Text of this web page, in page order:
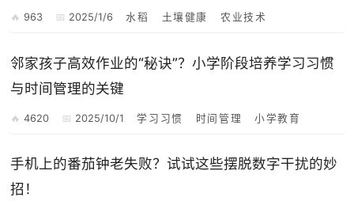
963 2025/1/6 水稻 土壤健康 农业技术
邻家孩子高效作业的“秘诀”？小学阶段培养学习习惯
与时间管理的关键
4620 2025/10/1 学习习惯 时间管理 小学教育
手机上的番茄钟老失败？试试这些摆脱数字干扰的妙
招！